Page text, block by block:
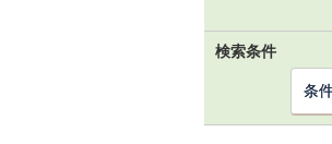
検索条件
条